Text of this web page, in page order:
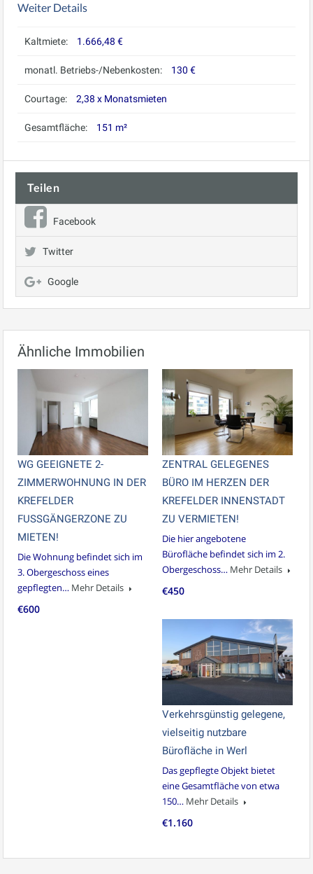
Weiter Details
Kaltmiete: 1.666,48 €
monatl. Betriebs-/Nebenkosten: 130 €
Courtage: 2,38 x Monatsmieten
Gesamtfläche: 151 m²
Teilen
Facebook
Twitter
Google
Ähnliche Immobilien
WG GEEIGNETE 2-
ZIMMERWOHNUNG IN DER
KREFELDER
FUSSGÄNGERZONE ZU
MIETEN!
Die Wohnung befindet sich im
3. Obergeschoss eines
gepflegten… Mehr Details
€600
ZENTRAL GELEGENES
BÜRO IM HERZEN DER
KREFELDER INNENSTADT
ZU VERMIETEN!
Die hier angebotene
Bürofläche befindet sich im 2.
Obergeschoss… Mehr Details
€450
Verkehrsgünstig gelegene,
vielseitig nutzbare
Bürofläche in Werl
Das gepflegte Objekt bietet
eine Gesamtfläche von etwa
150… Mehr Details
€1.160